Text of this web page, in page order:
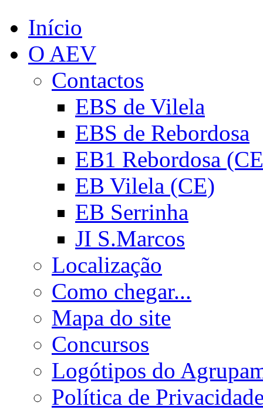
Início
O AEV
Contactos
EBS de Vilela
EBS de Rebordosa
EB1 Rebordosa
EB Vilela (CE)
EB Serrinha
JI S.Marcos
Localização
Como chegar...
Mapa do site
Concursos
Logótipos do
Política de